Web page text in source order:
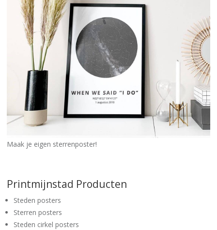
Maak je eigen sterrenposter!
Printmijnstad Producten
Steden posters
Sterren posters
Steden cirkel posters